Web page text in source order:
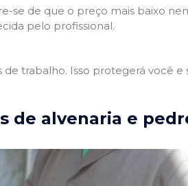
se de que o preço mais baixo
pelo profissional.
trabalho. Isso protegerá você e
de alvenaria e